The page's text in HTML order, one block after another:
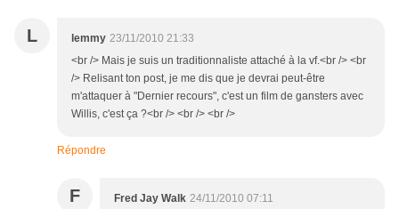
L lemmy 23/11/2010 21:33
<br /> Mais je suis un traditionnaliste attaché à la vf.<br /> <br
/> Relisant ton post, je me dis que je devrai peut-être
m'attaquer à "Dernier recours", c'est un film de gansters avec
Willis, c'est ça ?<br /> <br /> <br />
Répondre
F Fred Jay Walk 24/11/2010 07:11